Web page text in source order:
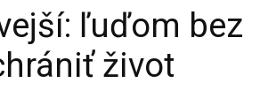
ľuďom bez
život